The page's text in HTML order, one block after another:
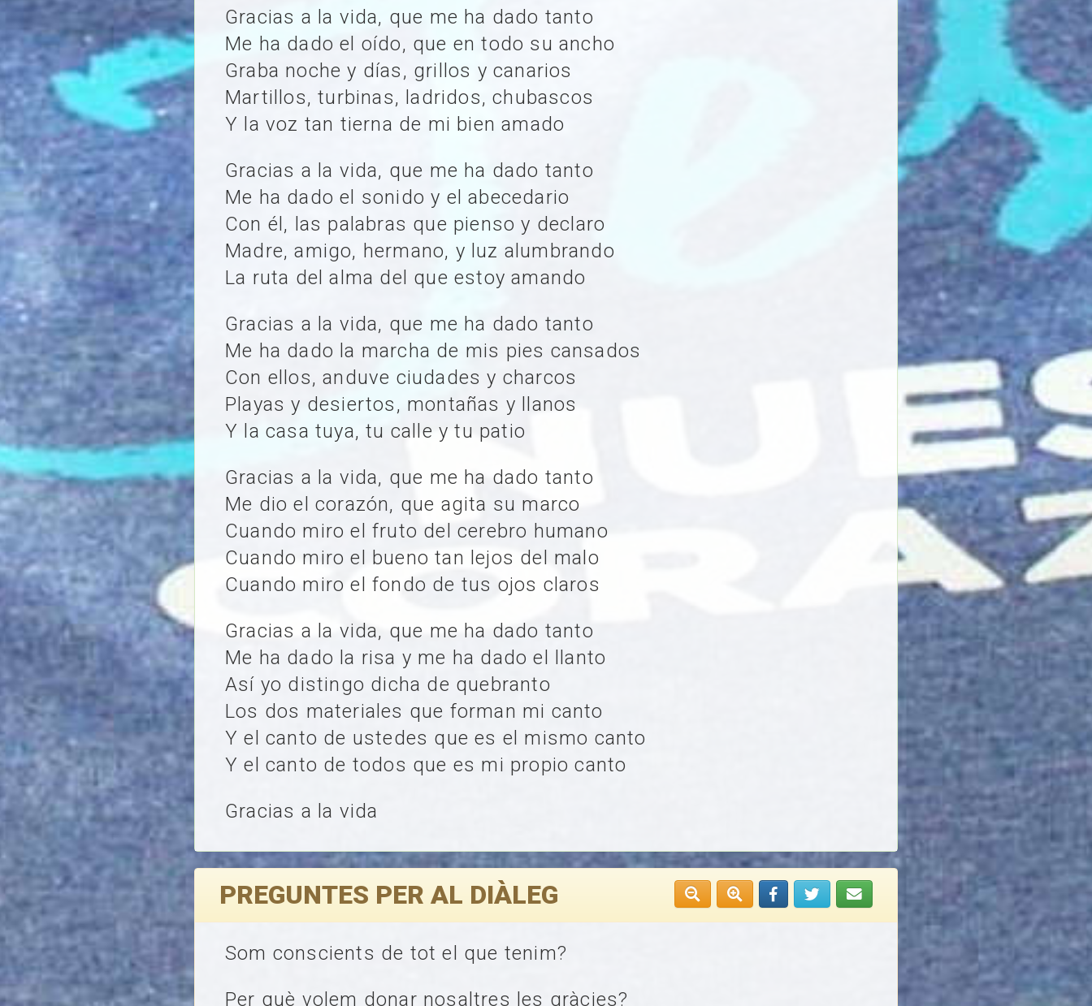
Gracias a la vida, que me ha dado tanto
Me ha dado el oído, que en todo su ancho
Graba noche y días, grillos y canarios
Martillos, turbinas, ladridos, chubascos
Y la voz tan tierna de mi bien amado
Gracias a la vida, que me ha dado tanto
Me ha dado el sonido y el abecedario
Con él, las palabras que pienso y declaro
Madre, amigo, hermano, y luz alumbrando
La ruta del alma del que estoy amando
Gracias a la vida, que me ha dado tanto
Me ha dado la marcha de mis pies cansados
Con ellos, anduve ciudades y charcos
Playas y desiertos, montañas y llanos
Y la casa tuya, tu calle y tu patio
Gracias a la vida, que me ha dado tanto
Me dio el corazón, que agita su marco
Cuando miro el fruto del cerebro humano
Cuando miro el bueno tan lejos del malo
Cuando miro el fondo de tus ojos claros
Gracias a la vida, que me ha dado tanto
Me ha dado la risa y me ha dado el llanto
Así yo distingo dicha de quebranto
Los dos materiales que forman mi canto
Y el canto de ustedes que es el mismo canto
Y el canto de todos que es mi propio canto
Gracias a la vida
PREGUNTES PER AL DIÀLEG
Som conscients de tot el que tenim?
Per què volem donar nosaltres les gràcies?